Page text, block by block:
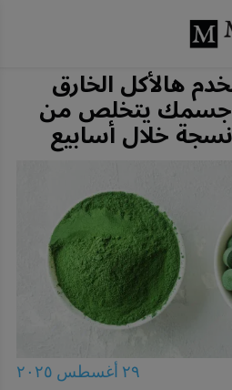
هالأكل الخارق
جسمك يتخلص من
خلال أسابيع
٢٩ أغسطس ٢٠٢٥